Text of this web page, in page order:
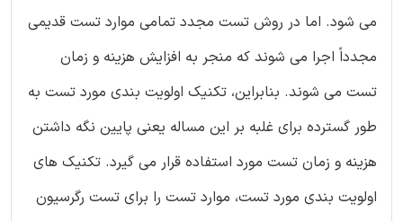
می شود. اما در روش تست مجدد تمامی موارد تست قدیمی
مجدداً اجرا می شوند که منجر به افزایش هزینه و زمان
تست می شوند. بنابراین، تکنیک اولویت بندی مورد تست به
طور گسترده برای غلبه بر این مساله یعنی پایین نگه داشتن
هزینه و زمان تست مورد استفاده قرار می گیرد. تکنیک های
اولویت بندی مورد تست، موارد تست را برای تست رگرسیون